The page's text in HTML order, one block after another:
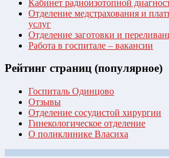
Кабинет радиоизотопной
Отделение медстрахования и
услуг
Отделение заготовки и
Работа в госпитале – вакансии
Рейтинг страниц (популярное)
Госпиталь Одинцово
Отзывы
Отделение сосудистой хирургии
Гинекологическое отделение
О поликлинике Власиха